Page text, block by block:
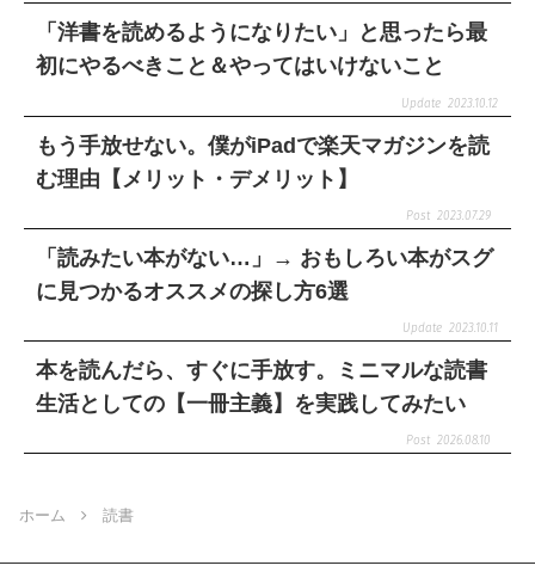
「洋書を読めるようになりたい」と思ったら最
初にやるべきこと＆やってはいけないこと
2023.10.12
もう手放せない。僕がiPadで楽天マガジンを読
む理由【メリット・デメリット】
2023.07.29
「読みたい本がない…」→ おもしろい本がスグ
に見つかるオススメの探し方6選
2023.10.11
本を読んだら、すぐに手放す。ミニマルな読書
生活としての【一冊主義】を実践してみたい
2026.08.10
ホーム 読書